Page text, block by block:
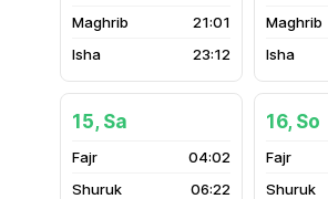
21:01
23:12
15, Sa
04:02
06:22
16, So